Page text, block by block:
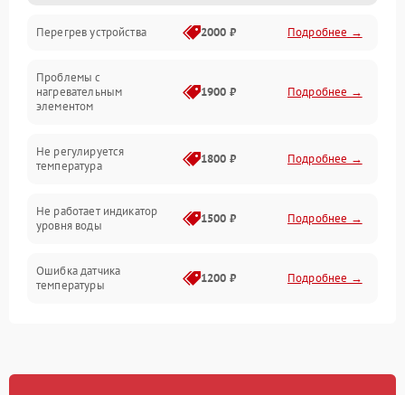
Герметичность
Механика
Перегрев устройства 2000 ₽ Подробнее →
Проблемы с
нагревательным
элементом
1900 ₽ Подробнее →
Не регулируется
температура
1800 ₽ Подробнее →
Не работает индикатор
уровня воды
1500 ₽ Подробнее →
Ошибка датчика
температуры
1200 ₽ Подробнее →
Ошибка платы управления 1500 ₽ Подробнее →